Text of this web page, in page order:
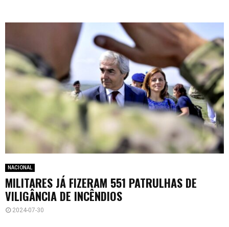
NACIONAL
MILITARES JÁ FIZERAM 551 PATRULHAS DE
VILIGÂNCIA DE INCÊNDIOS
2024-07-30